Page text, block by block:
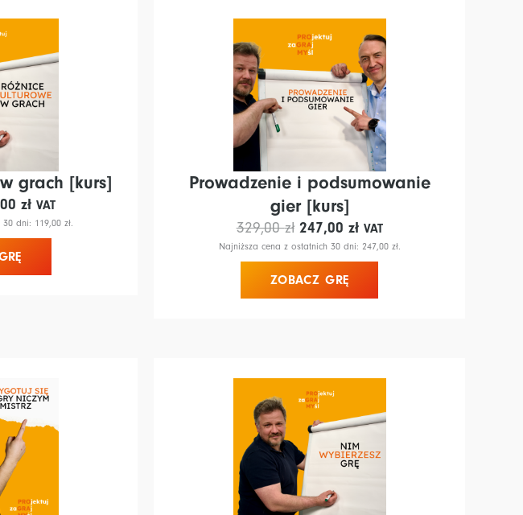
grach [kurs]
zł.
złAktualna
cena
wynosi:
VAT
30 dni: 119,00 zł.
Prowadzenie i podsumowanie
gier [kurs]
329,00zł Pierwotna
cena
wynosiła:
329,00 zł.
247,00 złAktualna
cena
wynosi:
VAT
Najniższa cena z ostatnich 30 dni: 247,00 zł.
ZOBACZ GRĘ